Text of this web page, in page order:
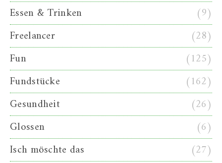
Essen & Trinken
(9)
Freelancer
(28)
Fun
(125)
Fundstücke
(162)
Gesundheit
(26)
Glossen
(6)
Isch möschte das
(27)